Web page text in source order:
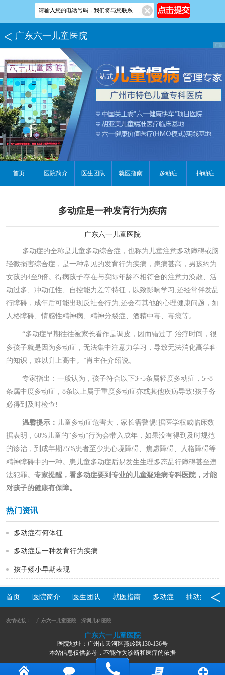
广东六一儿童医院
首页 医院简介 医生团队 就医指南 多动症 抽动症
多动症是一种发育行为疾病
广东六一儿童医院
多动症的全称是儿童多动综合症，也称为儿童注意多动障碍或脑
轻微损害综合症，是一种常见的发育行为疾病，患病甚高，男孩约为
女孩的4至9倍。得病孩子存在与实际年龄不相符合的注意力涣散、活
动过多、冲动任性、自控能力差等特征，以致影响学习;还经常伴发品
行障碍，成年后可能出现反社会行为;还会有其他的心理健康问题，如
人格障碍、情感性精神病、精神分裂症、酒精中毒、毒瘾等。
“多动症早期往往被家长看作是调皮，因而错过了 治疗时间，很
多孩子就是因为多动症，无法集中注意力学习，导致无法消化高学科
的知识，难以升上高中。”肖主任介绍说。
专家指出：一般认为，孩子符合以下3~5条属轻度多动症，5~8
条属中度多动症，8条以上属于重度多动症亦或其他疾病导致!孩子务
必得到及时检查!
温馨提示： 儿童多动症危害大，家长需警惕!据医学权威临床数
据表明，60%儿童的“多动”行为会带入成年，如果没有得到及时规范
的诊治，到成年期75%患者至少患心境障碍、焦虑障碍、人格障碍等
精神障碍中的一种。患儿童多动症后易发生生理多态品行障碍甚至违
法犯罪。 专家提醒，看多动症要到专业的儿童疑难病专科医院，才能
对孩子的健康有保障。
热门资讯
多动症有何体征
多动症是一种发育行为疾病
孩子矮小早期表现
首页 医院简介 医生团队 就医指南 多动症 抽动症
友情链接： 广东六一儿童医院 深圳儿科医院
广东六一儿童医院
医院地址：广州市天河区燕岭路130-136号
本站信息仅供参考，不能作为诊断和医疗的依据